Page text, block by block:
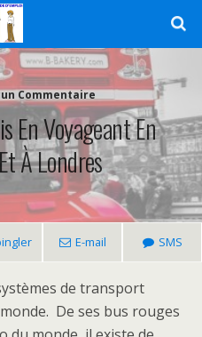
• Aucun Commentaire
En Voyageant En
À Londres
E-mail SMS
de transport
De ses bus rouges